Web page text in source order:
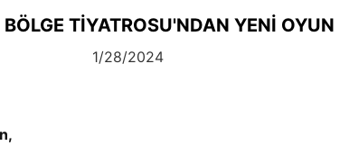
TİYATROSU'NDAN YENİ OYUN
1/28/2024